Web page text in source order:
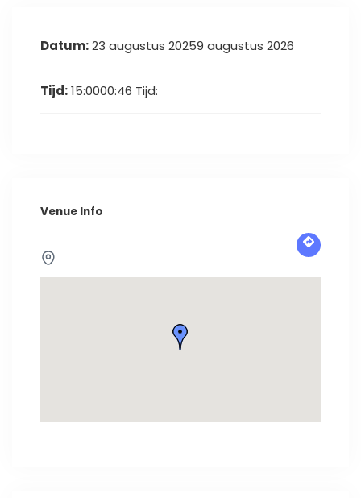
Datum:23 augustus 20259 augustus 2026
Tijd:15:0000:46 Tijd:
Venue Info